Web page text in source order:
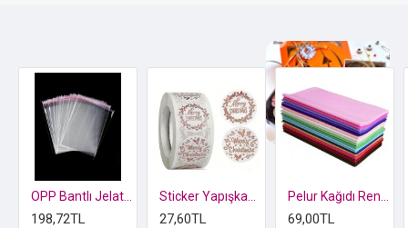
198,72TL 27,60TL 69,00TL
Özel kutusunda 2 li Kelebek Biblo